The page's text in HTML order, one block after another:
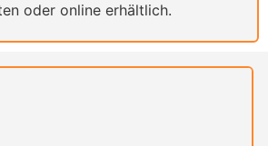
oder online erhältlich.